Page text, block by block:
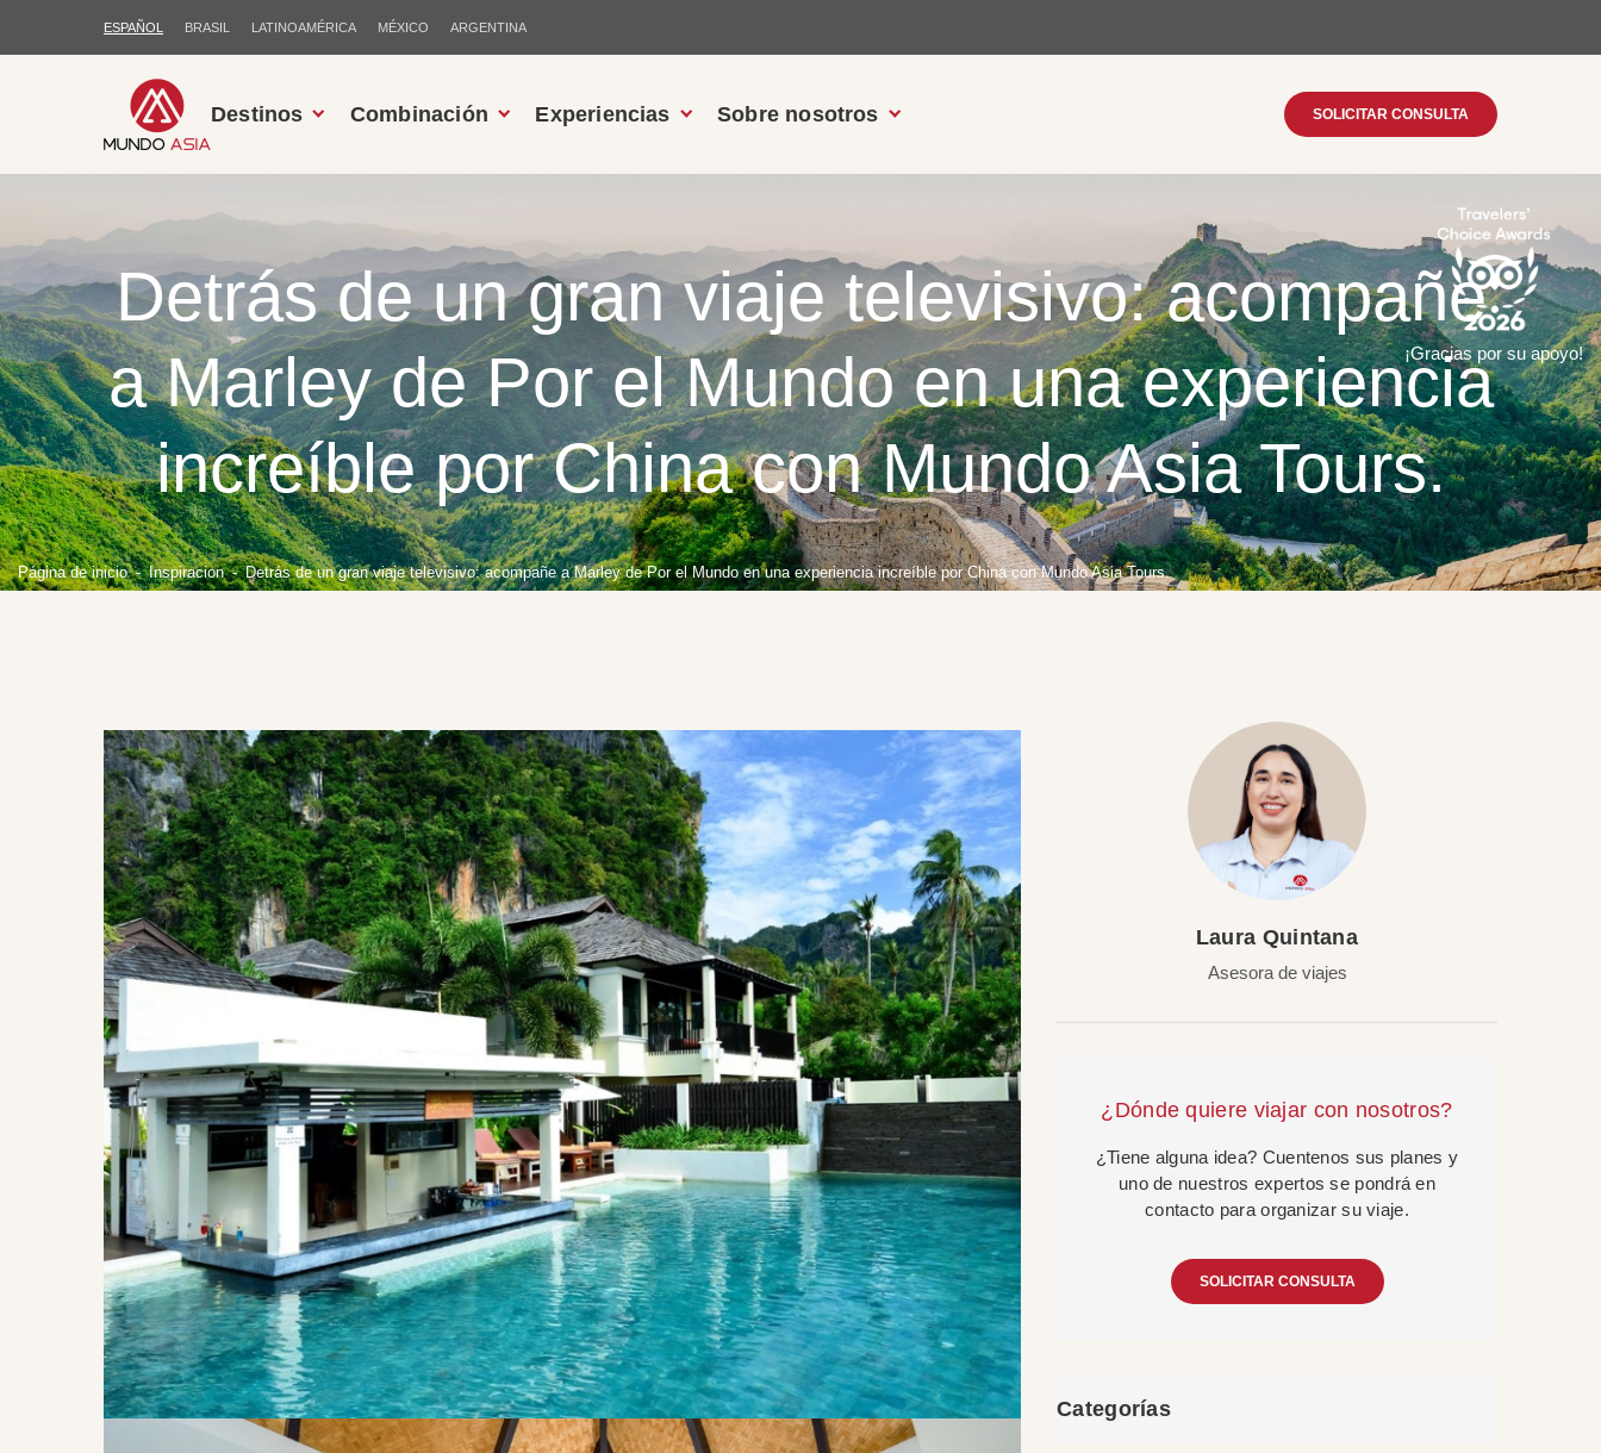
ESPAÑOL BRASIL LATINOAMÉRICA MÉXICO ARGENTINA
Destinos Combinación Experiencias Sobre nosotros SOLICITAR CONSULTA
Detrás de un gran viaje televisivo: acompañe
a Marley de Por el Mundo en una experiencia
increíble por China con Mundo Asia Tours.
Página de inicio Inspiracion Detrás de un gran viaje televisivo: acompañe a Marley de Por el Mundo en una experiencia increíble por China con Mundo Asia Tours.
¡Gracias por su apoyo!
Laura Quintana
Asesora de viajes
¿Dónde quiere viajar con nosotros?
¿Tiene alguna idea? Cuentenos sus planes y
uno de nuestros expertos se pondrá en
contacto para organizar su viaje.
SOLICITAR CONSULTA
Categorías